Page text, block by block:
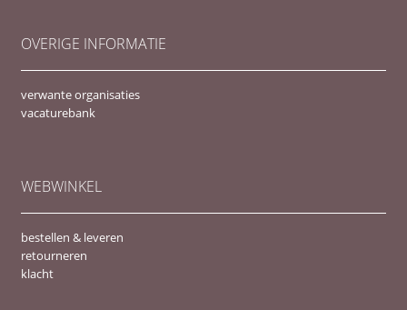
OVERIGE INFORMATIE
verwante organisaties
vacaturebank
WEBWINKEL
bestellen & leveren
retourneren
klacht